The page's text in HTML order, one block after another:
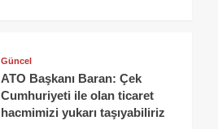
Güncel
ATO Başkanı Baran: Çek
Cumhuriyeti ile olan ticaret
hacmimizi yukarı taşıyabiliriz